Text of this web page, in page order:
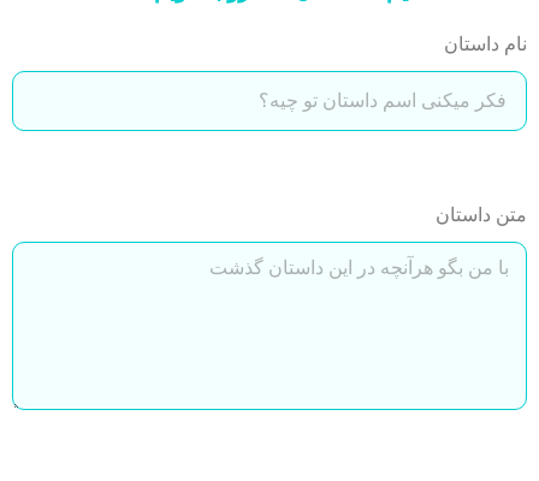
نام داستان
متن داستان